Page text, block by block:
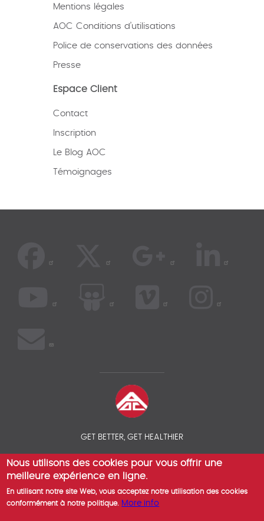
Mentions légales
AOC Conditions d’utilisations
Police de conservations des données
Presse
Espace Client
Contact
Inscription
Le Blog AOC
Témoignages
GET BETTER, GET HEALTHIER
© 2026 COMPAREZ VOS ASSURANCES SANTÉ EXPATRIÉS - AOC
INSURANCE BROKER
Nous utilisons des cookies pour vous offrir une
meilleure expérience en ligne.
En utilisant notre site Web, vous acceptez notre utilisation des cookies
conformément à notre politique. More info